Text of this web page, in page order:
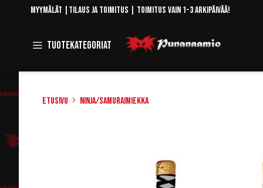
Skip
Myymälät Tilaus ja toimitus | Toimitus vain 1-3 arkipäivää!
Tuotekategoriat Toggle
Navigation
Etusivu Ninja/Samuraimiekka